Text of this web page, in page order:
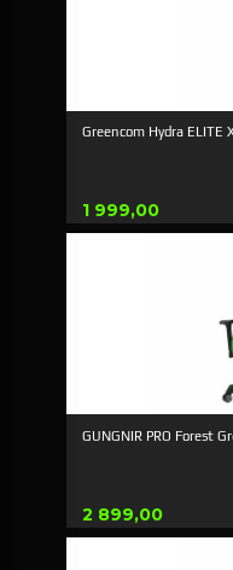
Greencom Hydra ELITE
Pris
1 999,00
GUNGNIR PRO Forest
Pris
2 899,00